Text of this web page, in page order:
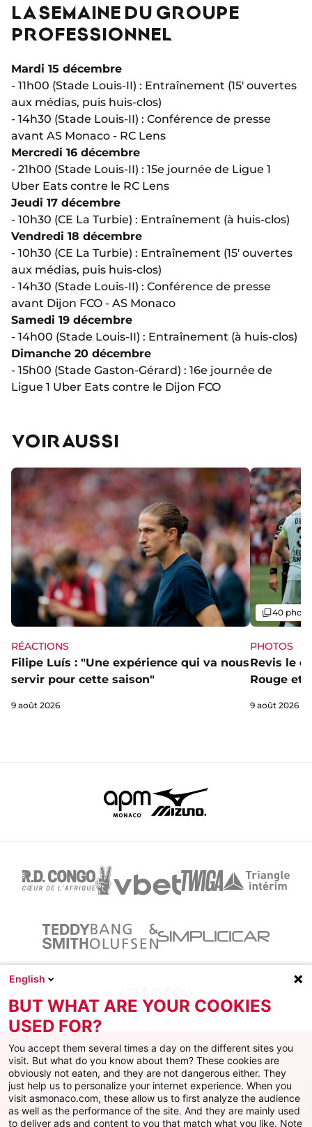
LA SEMAINE DU GROUPE
PROFESSIONNEL
Mardi 15 décembre
- 11h00 (Stade Louis-II) : Entraînement (15′ ouvertes
aux médias, puis huis-clos)
- 14h30 (Stade Louis-II) : Conférence de presse
avant AS Monaco - RC Lens
Mercredi 16 décembre
- 21h00 (Stade Louis-II) : 15e journée de Ligue 1
Uber Eats contre le RC Lens
Jeudi 17 décembre
- 10h30 (CE La Turbie) : Entraînement (à huis-clos)
Vendredi 18 décembre
- 10h30 (CE La Turbie) : Entraînement (15′ ouvertes
aux médias, puis huis-clos)
- 14h30 (Stade Louis-II) : Conférence de presse
avant Dijon FCO - AS Monaco
Samedi 19 décembre
- 14h00 (Stade Louis-II) : Entraînement (à huis-clos)
Dimanche 20 décembre
- 15h00 (Stade Gaston-Gérard) : 16e journée de
Ligue 1 Uber Eats contre le Dijon FCO
VOIR AUSSI
RÉACTIONS
Filipe Luís : "Une expérience qui va nous
servir pour cette saison"
9 août 2026
PHOTOS
Revis le
Rouge et
Galerie
40
9 août 2026
Facebook
X Instagram
YoutubeTikTokTwitch
English
BUT WHAT ARE YOUR COOKIES
USED FOR?
You accept them several times a day on the different sites you
visit. But what do you know about them? These cookies are
obviously not eaten, and they are not dangerous either. They
just help us to personalize your internet experience. When you
visit asmonaco.com, these allow us to first analyze the audience
as well as the performance of the site. And they are mainly used
to deliver ads and content to you that match what you like. Note